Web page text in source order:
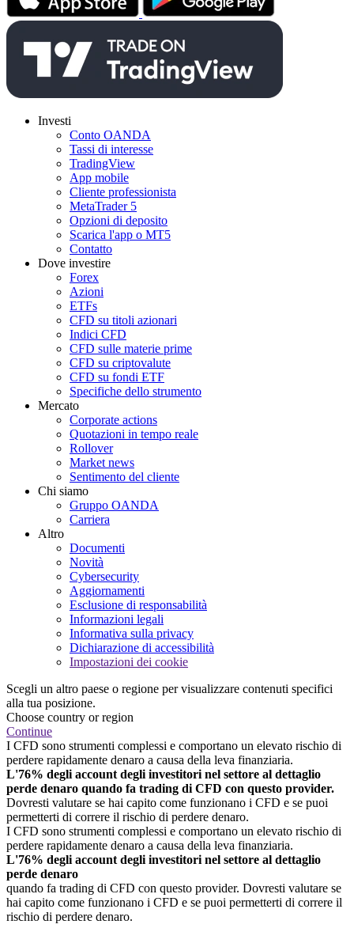
Investi
Conto OANDA
Tassi di interesse
TradingView
App mobile
Cliente professionista
MetaTrader 5
Opzioni di deposito
Scarica l'app o MT5
Contatto
Dove investire
Forex
Azioni
ETFs
CFD su titoli azionari
Indici CFD
CFD sulle materie prime
CFD su criptovalute
CFD su fondi ETF
Specifiche dello strumento
Mercato
Corporate actions
Quotazioni in tempo reale
Rollover
Market news
Sentimento del cliente
Chi siamo
Gruppo OANDA
Carriera
Altro
Documenti
Novità
Cybersecurity
Aggiornamenti
Esclusione di responsabilità
Informazioni legali
Informativa sulla privacy
Dichiarazione di accessibilità
Impostazioni dei cookie
Scegli un altro paese o regione per visualizzare contenuti specifici
alla tua posizione.
Choose country or region
Continue
I CFD sono strumenti complessi e comportano un elevato rischio di
perdere rapidamente denaro a causa della leva finanziaria.
L'76% degli account degli investitori nel settore al dettaglio
perde denaro quando fa trading di CFD con questo provider.
Dovresti valutare se hai capito come funzionano i CFD e se puoi
permetterti di correre il rischio di perdere denaro.
I CFD sono strumenti complessi e comportano un elevato rischio di
perdere rapidamente denaro a causa della leva finanziaria.
L'76% degli account degli investitori nel settore al dettaglio
perde denaro
quando fa trading di CFD con questo provider. Dovresti valutare se
hai capito come funzionano i CFD e se puoi permetterti di correre il
rischio di perdere denaro.